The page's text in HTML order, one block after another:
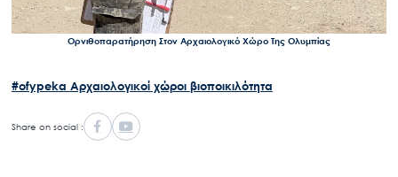
Ορνιθοπαρατήρηση Στον Αρχαιολογικό Χώρο Της Ολυμπίας
#ofypeka Αρχαιολογικοί χώροι βιοποικιλότητα
Share on social :